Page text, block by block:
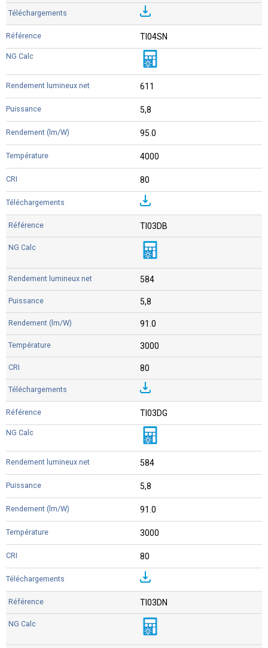
TI04SN
611
5,8
95.0
4000
80
TI03DB
584
5,8
91.0
3000
80
TI03DG
584
5,8
91.0
3000
80
TI03DN